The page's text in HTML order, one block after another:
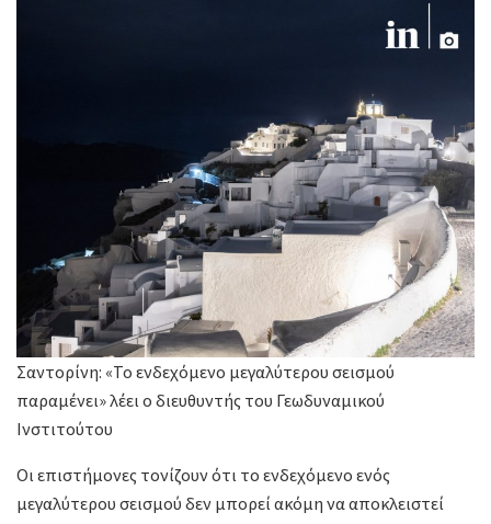
Σαντορίνη: «Το ενδεχόμενο μεγαλύτερου σεισμού
παραμένει» λέει ο διευθυντής του Γεωδυναμικού
Ινστιτούτου
Οι επιστήμονες τονίζουν ότι το ενδεχόμενο ενός
μεγαλύτερου σεισμού δεν μπορεί ακόμη να αποκλειστεί